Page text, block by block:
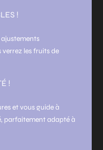
!
verrez les fruits de
!
et vous guide à
parfaitement adapté à